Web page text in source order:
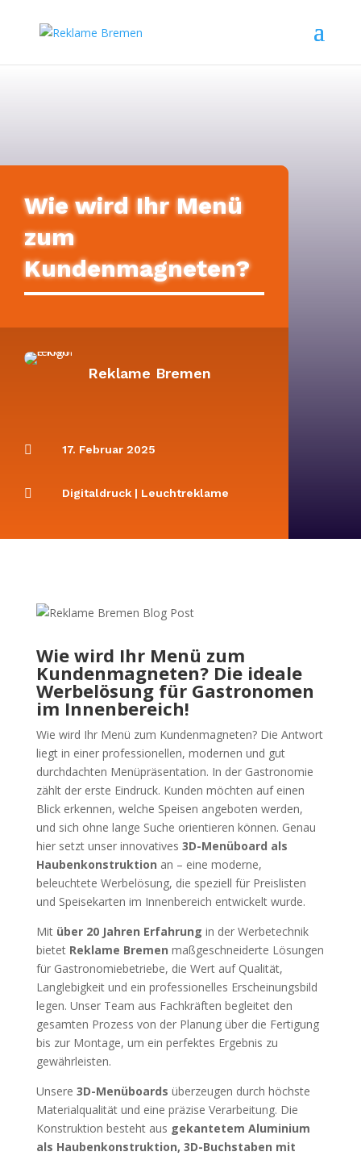
Wie wird Ihr Menü
zum
Kundenmagneten?
Reklame Bremen
 17. Februar 2025
 Digitaldruck | Leuchtreklame
Wie wird Ihr Menü zum
Kundenmagneten? Die ideale
Werbelösung für Gastronomen
im Innenbereich!
Wie wird Ihr Menü zum Kundenmagneten? Die Antwort
liegt in einer professionellen, modernen und gut
durchdachten Menüpräsentation. In der Gastronomie
zählt der erste Eindruck. Kunden möchten auf einen
Blick erkennen, welche Speisen angeboten werden,
und sich ohne lange Suche orientieren können. Genau
hier setzt unser innovatives 3D-Menüboard als
Haubenkonstruktion an – eine moderne,
beleuchtete Werbelösung, die speziell für Preislisten
und Speisekarten im Innenbereich entwickelt wurde.
Mit über 20 Jahren Erfahrung in der Werbetechnik
bietet Reklame Bremen maßgeschneiderte Lösungen
für Gastronomiebetriebe, die Wert auf Qualität,
Langlebigkeit und ein professionelles Erscheinungsbild
legen. Unser Team aus Fachkräften begleitet den
gesamten Prozess von der Planung über die Fertigung
bis zur Montage, um ein perfektes Ergebnis zu
gewährleisten.
Unsere 3D-Menüboards überzeugen durch höchste
Materialqualität und eine präzise Verarbeitung. Die
Konstruktion besteht aus gekantetem Aluminium
als Haubenkonstruktion, 3D-Buchstaben mit